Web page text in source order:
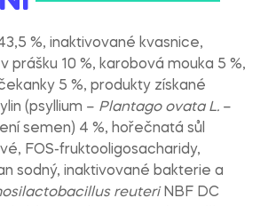
%, inaktivované kvasnice,
prášku 10 %, karobová mouka 5 %,
5 %, produkty získané
(psyllium – Plantago ovata L. –
semen) 4 %, hořečnatá sůl
FOS-fruktooligosacharidy,
sodný, inaktivované bakterie a
reuteriNBF DC